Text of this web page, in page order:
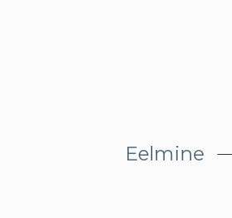
Eelmine